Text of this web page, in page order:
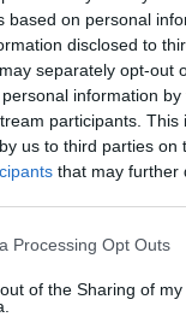
based on personal
disclosed to
separately opt-out
information
participants.
us to third parties on
that may further
Processing Opt Outs
of the Sharing of my
στην